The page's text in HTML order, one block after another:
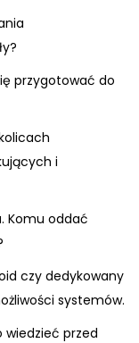
przygotować do
i
Komu oddać
czy dedykowany
systemów.
przed